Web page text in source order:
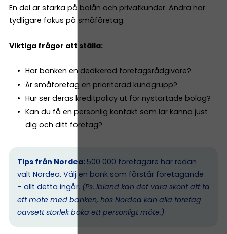
En del är starka på bolån och privatkunder. Andra har
tydligare fokus på småföretag.
Viktiga frågor att ställa:
Har banken en dedikerad företagsrådgivare?
Är småföretag en prioriterad kundgrupp?
Hur ser deras kreditpolicy ut för nystartade bolag?
Kan du få en personlig kontakt som lär känna just
dig och ditt företag?
Tips från Nordea: 500 000 företagare har redan
valt Nordea. Välj en bank som förstår företagande
– allt detta ingår. (Ps. Ibland kan det vara skönt att ta
ett möte med banken, hos Nordea kan alla företag
oavsett storlek boka ett personligt möte.)